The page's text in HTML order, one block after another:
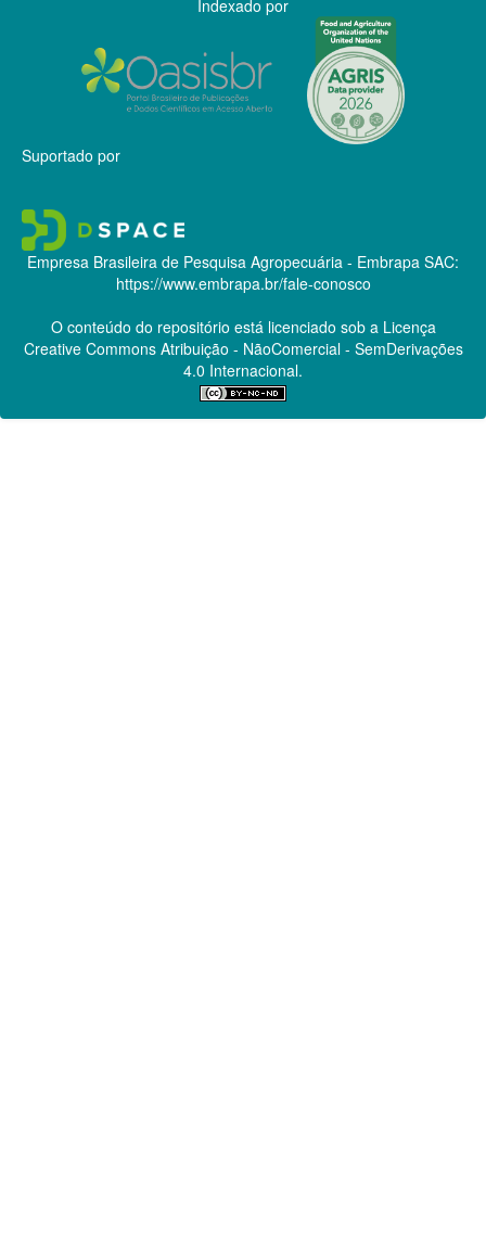
Indexado por
Suportado por
Empresa Brasileira de Pesquisa Agropecuária - Embrapa SAC:
https://www.embrapa.br/fale-conosco
O conteúdo do repositório está licenciado sob a Licença
Creative CommonsAtribuição - NãoComercial - SemDerivações
4.0 Internacional.